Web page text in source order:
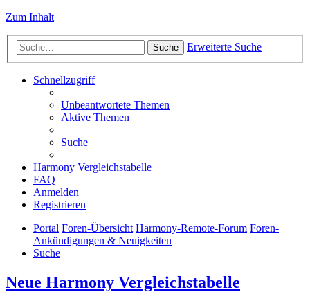
Zum Inhalt
Suche Erweiterte Suche
Schnellzugriff
Unbeantwortete Themen
Aktive Themen
Suche
Harmony Vergleichstabelle
FAQ
Anmelden
Registrieren
Portal Foren-Übersicht Harmony-Remote-Forum Foren-
Ankündigungen & Neuigkeiten
Suche
Neue Harmony Vergleichstabelle